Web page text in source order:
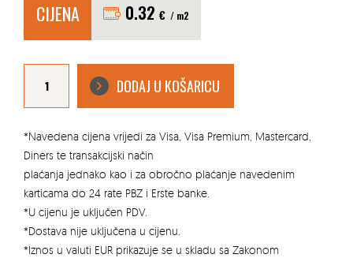
CIJENA 0.32 € / m2
PODLOGA
LAMINAT
)
DODAJ U KOŠARICU
*Navedena cijena vrijedi za Visa, Visa Premium, Mastercard,
Diners te transakcijski način
plaćanja jednako kao i za obročno plaćanje navedenim
karticama do 24 rate PBZ i Erste banke.
*U cijenu je uključen PDV.
*Dostava nije uključena u cijenu.
*Iznos u valuti EUR prikazuje se u skladu sa Zakonom